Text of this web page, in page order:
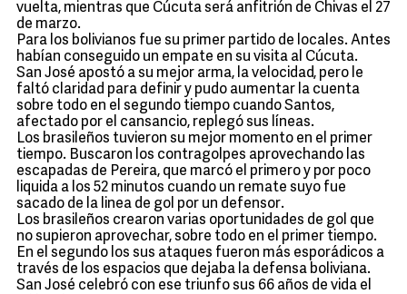
vuelta, mientras que Cúcuta será anfitrión de Chivas el 27
de marzo.
Para los bolivianos fue su primer partido de locales. Antes
habían conseguido un empate en su visita al Cúcuta.
San José apostó a su mejor arma, la velocidad, pero le
faltó claridad para definir y pudo aumentar la cuenta
sobre todo en el segundo tiempo cuando Santos,
afectado por el cansancio, replegó sus líneas.
Los brasileños tuvieron su mejor momento en el primer
tiempo. Buscaron los contragolpes aprovechando las
escapadas de Pereira, que marcó el primero y por poco
liquida a los 52 minutos cuando un remate suyo fue
sacado de la linea de gol por un defensor.
Los brasileños crearon varias oportunidades de gol que
no supieron aprovechar, sobre todo en el primer tiempo.
En el segundo los sus ataques fueron más esporádicos a
través de los espacios que dejaba la defensa boliviana.
San José celebró con ese triunfo sus 66 años de vida el